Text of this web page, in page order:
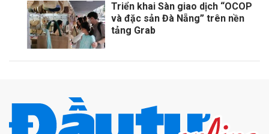
Triển khai Sàn giao dịch “OCOP
và đặc sản Đà Nẵng” trên nền
tảng Grab